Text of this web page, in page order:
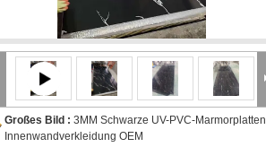
Großes Bild : 3MM Schwarze UV-PVC-Marmorplatten
Innenwandverkleidung OEM